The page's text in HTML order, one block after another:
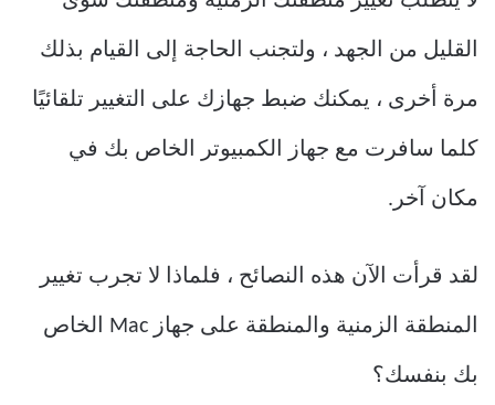
القليل من الجهد ، ولتجنب الحاجة إلى القيام بذلك
مرة أخرى ، يمكنك ضبط جهازك على التغيير تلقائيًا
كلما سافرت مع جهاز الكمبيوتر الخاص بك في
مكان آخر.
لقد قرأت الآن هذه النصائح ، فلماذا لا تجرب تغيير
المنطقة الزمنية والمنطقة على جهاز Mac الخاص
بك بنفسك؟